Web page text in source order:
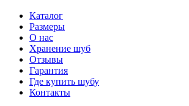
Каталог
Размеры
О нас
Хранение шуб
Отзывы
Гарантия
Где купить шубу
Контакты